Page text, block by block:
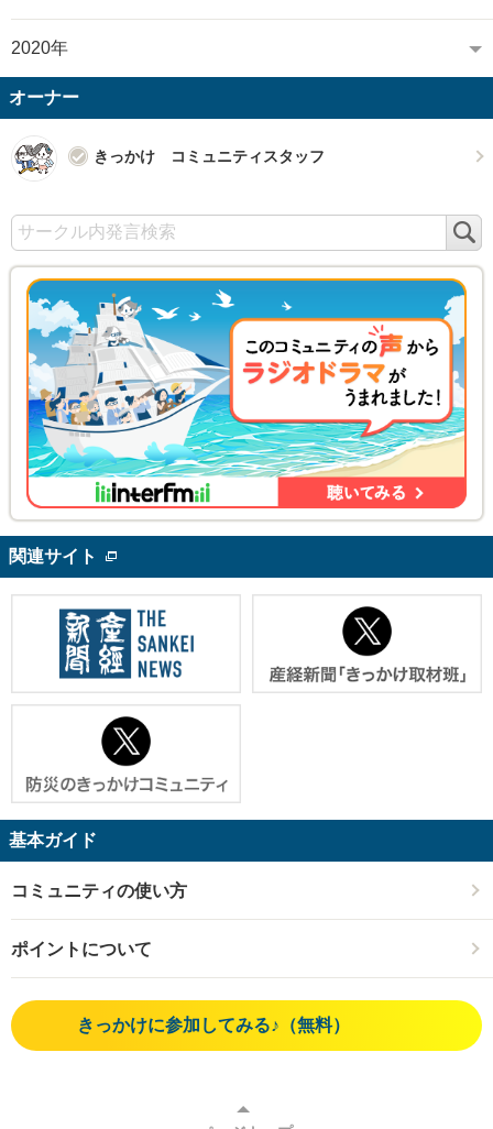
2020年
オーナー
きっかけ コミュニティスタッフ
関連サイト
基本ガイド
コミュニティの使い方
ポイントについて
きっかけに参加してみる♪（無料）